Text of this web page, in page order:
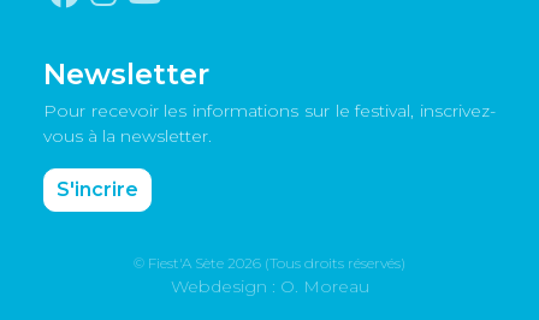
Newsletter
Pour recevoir les informations sur le festival, inscrivez-
vous à la newsletter.
S'incrire
© Fiest'A Sète 2026 (Tous droits réservés)
Webdesign : O. Moreau